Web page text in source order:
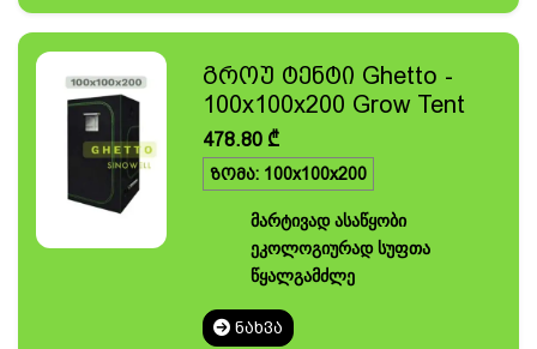
გროუ ტენტი Ghetto -
100x100x200 Grow Tent
478.80₾
ზომა: 100x100x200
მარტივად ასაწყობი
ეკოლოგიურად სუფთა
წყალგამძლე
ᲜᲐᲮᲕᲐ